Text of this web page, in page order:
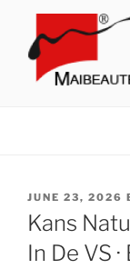
content
POSTED
ON
JUNE 23, 2026
Kans
In De VS